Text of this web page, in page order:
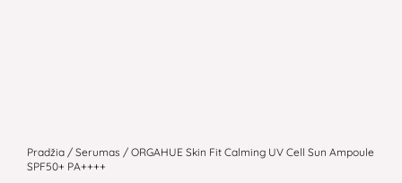
Pradžia / Serumas / ORGAHUE Skin Fit Calming UV Cell Sun Ampoule
SPF50+ PA++++
kiekis:
ORGAHUE